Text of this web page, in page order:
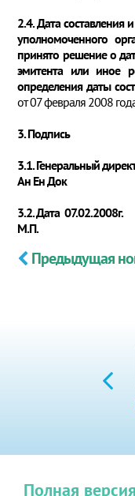
2.4. Дата составления
уполномоченного
принято решение о
эмитента или иное
определения даты
от 07 февраля 2008
3. Подпись
3.1. Генеральный
Ан Ен Док
3.2. Дата 07.02.2008г.
М.П.
Предыдущая
Полная версия